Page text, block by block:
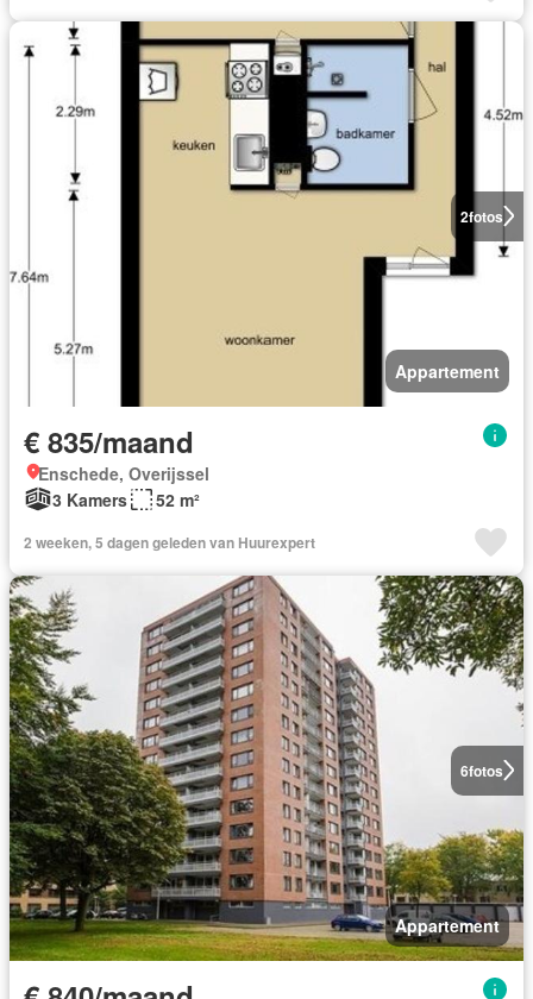
2fotos
Appartement
€ 835/maand
Enschede, Overijssel
3 Kamers
52 m²
2 weeken, 5 dagen geleden van Huurexpert
6fotos
Appartement